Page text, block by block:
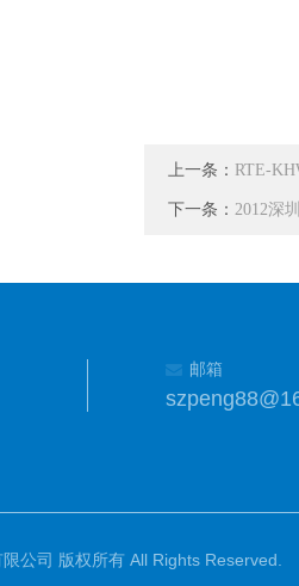
上一条： RTE-
下一条： 2012深
邮箱
公司 版权所有 All Rights Reserved.